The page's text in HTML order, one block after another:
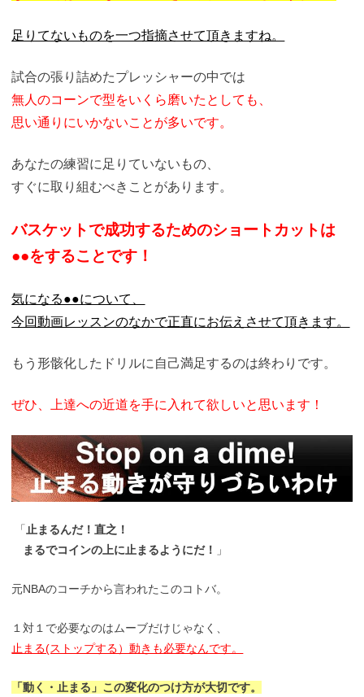
足りてないものを一つ指摘させて頂きますね。
試合の張り詰めたプレッシャーの中では
無人のコーンで型をいくら磨いたとしても、
思い通りにいかないことが多いです。
あなたの練習に足りていないもの、
すぐに取り組むべきことがあります。
バスケットで成功するためのショートカットは
●●をすることです！
気になる●●について、
今回動画レッスンのなかで正直にお伝えさせて頂きます。
もう形骸化したドリルに自己満足するのは終わりです。
ぜひ、上達への近道を手に入れて欲しいと思います！
「 止まるんだ！直之！
まるでコインの上に止まるようにだ！
」
元NBAのコーチから言われたこのコトバ。
１対１で必要なのはムーブだけじゃなく、
止まる(ストップする）動きも必要なんです。
「動く・止まる」この変化のつけ方が大切です。